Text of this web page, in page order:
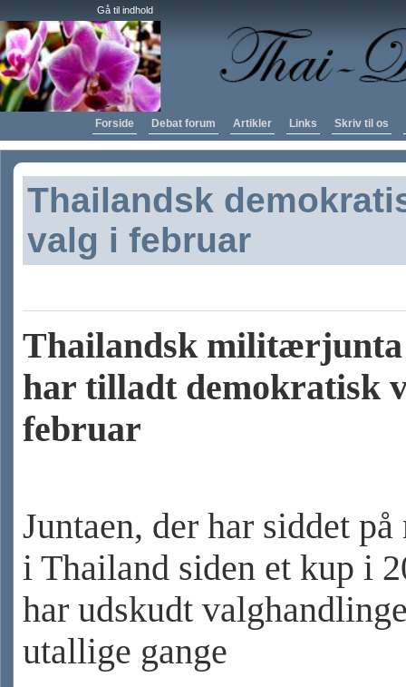
Gå til indhold
Forside Debat forum Artikler Links Skriv til os
Thailandsk
valg i februar
Thailandsk militærjunta
har tilladt demokratisk
februar
Juntaen, der har siddet på
i Thailand siden et kup i
har udskudt
utallige gange